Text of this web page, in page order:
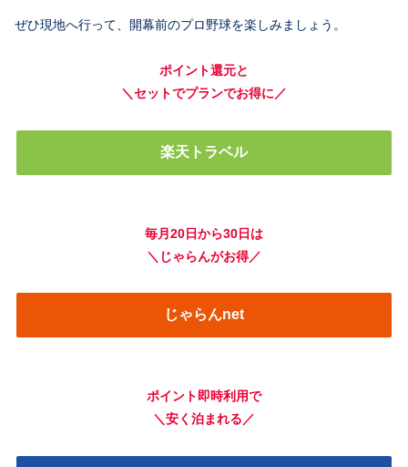
ぜひ現地へ行って、開幕前のプロ野球を楽しみましょう。
ポイント還元と
＼セットでプランでお得に／
楽天トラベル
毎月20日から30日は
＼じゃらんがお得／
じゃらんnet
ポイント即時利用で
＼安く泊まれる／